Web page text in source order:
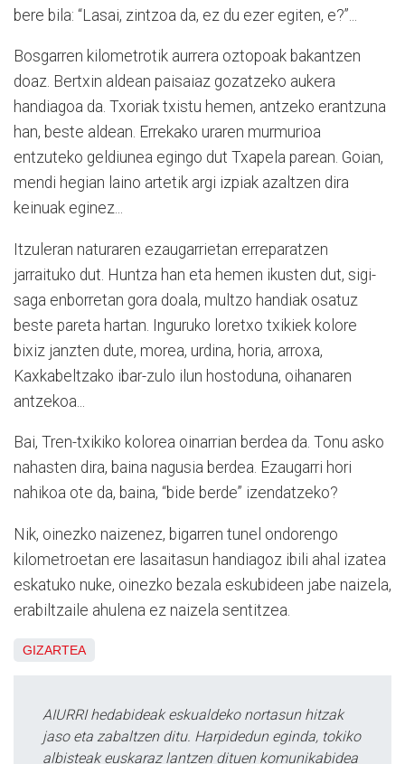
bere bila: “Lasai, zintzoa da, ez du ezer egiten, e?”...
Bosgarren kilometrotik aurrera oztopoak bakantzen
doaz. Bertxin aldean paisaiaz gozatzeko aukera
handiagoa da. Txoriak txistu hemen, antzeko erantzuna
han, beste aldean. Errekako uraren murmurioa
entzuteko geldiunea egingo dut Txapela parean. Goian,
mendi hegian laino artetik argi izpiak azaltzen dira
keinuak eginez...
Itzuleran naturaren ezaugarrietan erreparatzen
jarraituko dut. Huntza han eta hemen ikusten dut, sigi-
saga enborretan gora doala, multzo handiak osatuz
beste pareta hartan. Inguruko loretxo txikiek kolore
bixiz janzten dute, morea, urdina, horia, arroxa,
Kaxkabeltzako ibar-zulo ilun hostoduna, oihanaren
antzekoa...
Bai, Tren-txikiko kolorea oinarrian berdea da. Tonu asko
nahasten dira, baina nagusia berdea. Ezaugarri hori
nahikoa ote da, baina, “bide berde” izendatzeko?
Nik, oinezko naizenez, bigarren tunel ondorengo
kilometroetan ere lasaitasun handiagoz ibili ahal izatea
eskatuko nuke, oinezko bezala eskubideen jabe naizela,
erabiltzaile ahulena ez naizela sentitzea.
GIZARTEA
AIURRI hedabideak eskualdeko nortasun hitzak
jaso eta zabaltzen ditu. Harpidedun eginda, tokiko
albisteak euskaraz lantzen dituen komunikabidea